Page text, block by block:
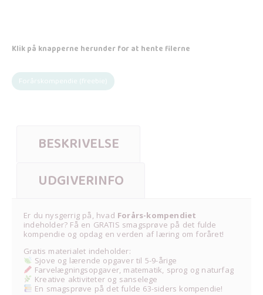
Klik på knapperne herunder for at hente filerne
Forårskompendie (freebie)
BESKRIVELSE
UDGIVERINFO
Er du nysgerrig på, hvad Forårs-kompendiet
indeholder? Få en GRATIS smagsprøve på det fulde
kompendie og opdag en verden af læring om foråret!
Gratis materialet indeholder:
Sjove og lærende opgaver til 5-9-årige
Farvelægningsopgaver, matematik, sprog og naturfag
Kreative aktiviteter og sanselege
En smagsprøve på det fulde 63-siders kompendie!